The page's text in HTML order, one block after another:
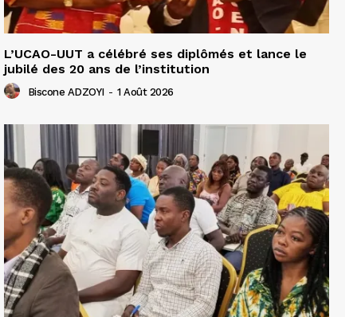
L’UCAO-UUT a célébré ses diplômés et lance le
jubilé des 20 ans de l’institution
Biscone ADZOYI - 1 Août 2026